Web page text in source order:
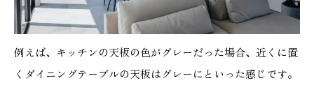
例えば、キッチンの天板の色がグレーだった場合、近くに置
くダイニングテーブルの天板はグレーにといった感じです。